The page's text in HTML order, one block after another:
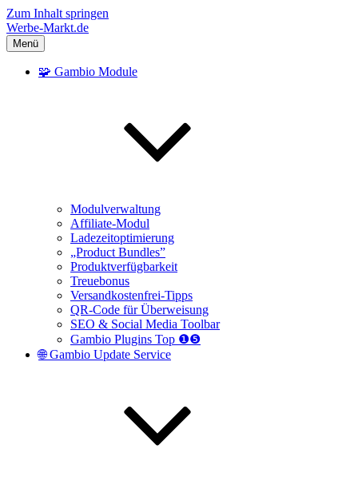
Zum Inhalt springen
Werbe-Markt.de
Menü
🧩 Gambio Module
Modulverwaltung
Affiliate-Modul
Ladezeitoptimierung
„Product Bundles”
Produktverfügbarkeit
Treuebonus
Versandkostenfrei-Tipps
QR-Code für Überweisung
SEO & Social Media Toolbar
Gambio Plugins Top ❶❺
🌐 Gambio Update Service